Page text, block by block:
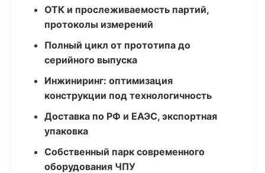
ОТК и прослеживаемость партий,
протоколы измерений
Полный цикл от прототипа до
серийного выпуска
Инжиниринг: оптимизация
конструкции под технологичность
Доставка по РФ и ЕАЭС, экспортная
упаковка
Собственный парк современного
оборудования ЧПУ